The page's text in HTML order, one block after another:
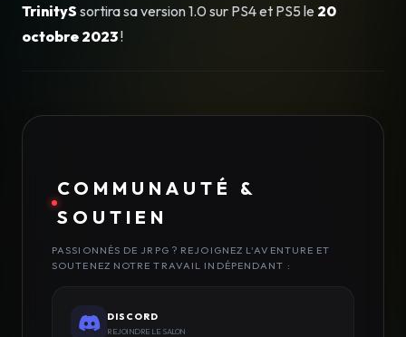
TrinityS sortira sa version 1.0 sur PS4 et PS5 le 20
octobre 2023!
COMMUNAUTÉ &
SOUTIEN
PASSIONNÉS DE JRPG ? REJOIGNEZ L'AVENTURE ET
SOUTENEZ NOTRE TRAVAIL INDÉPENDANT :
DISCORD
REJOINDRE LE SALON